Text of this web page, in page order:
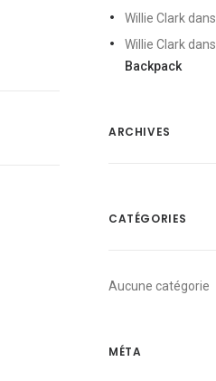
Willie Clark dans
Willie Clark dans
Backpack
ARCHIVES
CATÉGORIES
Aucune catégorie
MÉTA